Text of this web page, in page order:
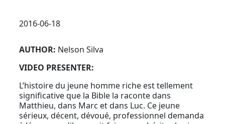
2016-06-18
AUTHOR: Nelson Silva
VIDEO PRESENTER:
L’histoire du jeune homme riche est tellement
significative que la Bible la raconte dans
Matthieu, dans Marc et dans Luc. Ce jeune
sérieux, décent, dévoué, professionnel demanda